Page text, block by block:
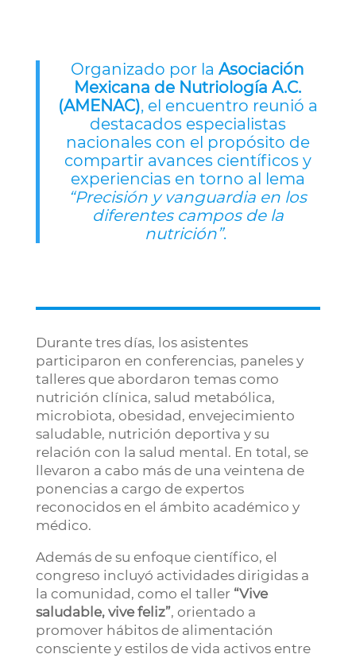
Organizado por laAsociación
Mexicana de Nutriología A.C.
(AMENAC), el encuentro reunió a
destacados especialistas
nacionales con el propósito de
compartir avances científicos y
experiencias en torno al lema
“Precisión y vanguardia en los
diferentes campos de la
nutrición”.
Durante tres días, los asistentes
participaron en conferencias, paneles y
talleres que abordaron temas como
nutrición clínica, salud metabólica,
microbiota, obesidad, envejecimiento
saludable, nutrición deportiva y su
relación con la salud mental. En total, se
llevaron a cabo más de una veintena de
ponencias a cargo de expertos
reconocidos en el ámbito académico y
médico.
Además de su enfoque científico, el
congreso incluyó actividades dirigidas a
la comunidad, como el taller “Vive
saludable, vive feliz”, orientado a
promover hábitos de alimentación
consciente y estilos de vida activos entre